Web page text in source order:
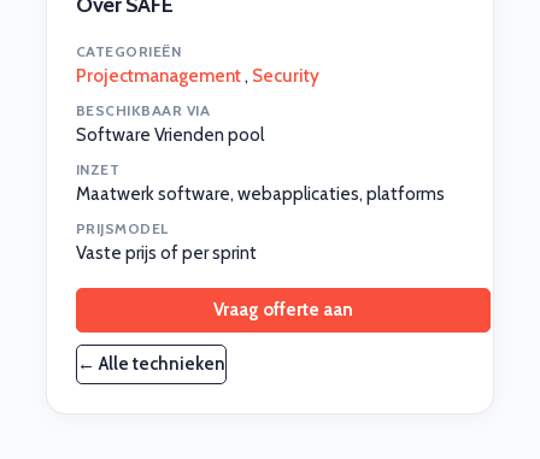
CATEGORIEËN
Projectmanagement, Security
BESCHIKBAAR VIA
Software Vrienden pool
INZET
Maatwerk software, webapplicaties, platforms
PRIJSMODEL
Vaste prijs of per sprint
Vraag offerte aan
← Alle technieken